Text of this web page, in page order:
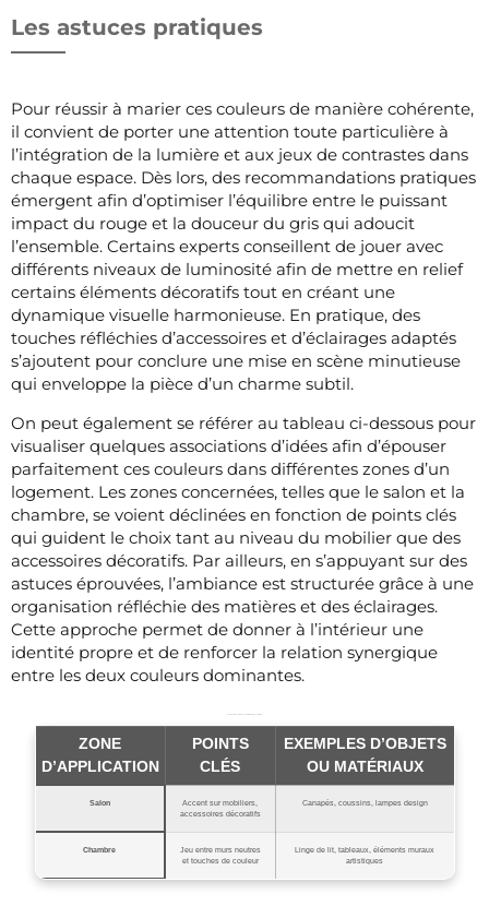
Les astuces pratiques
Pour réussir à marier ces couleurs de manière cohérente,
il convient de porter une attention toute particulière à
l’intégration de la lumière et aux jeux de contrastes dans
chaque espace. Dès lors, des recommandations pratiques
émergent afin d’optimiser l’équilibre entre le puissant
impact du rouge et la douceur du gris qui adoucit
l’ensemble. Certains experts conseillent de jouer avec
différents niveaux de luminosité afin de mettre en relief
certains éléments décoratifs tout en créant une
dynamique visuelle harmonieuse. En pratique, des
touches réfléchies d’accessoires et d’éclairages adaptés
s’ajoutent pour conclure une mise en scène minutieuse
qui enveloppe la pièce d’un charme subtil.
On peut également se référer au tableau ci-dessous pour
visualiser quelques associations d’idées afin d’épouser
parfaitement ces couleurs dans différentes zones d’un
logement. Les zones concernées, telles que le salon et la
chambre, se voient déclinées en fonction de points clés
qui guident le choix tant au niveau du mobilier que des
accessoires décoratifs. Par ailleurs, en s’appuyant sur des
astuces éprouvées, l’ambiance est structurée grâce à une
organisation réfléchie des matières et des éclairages.
Cette approche permet de donner à l’intérieur une
identité propre et de renforcer la relation synergique
entre les deux couleurs dominantes.
ZONE
D’APPLICATION
POINTS
CLÉS
EXEMPLES D’OBJETS
OU MATÉRIAUX
Salon
Accent sur mobiliers,
accessoires décoratifs
Canapés, coussins, lampes design
Chambre
Jeu entre murs neutres
et touches de couleur
Linge de lit, tableaux, éléments muraux
artistiques